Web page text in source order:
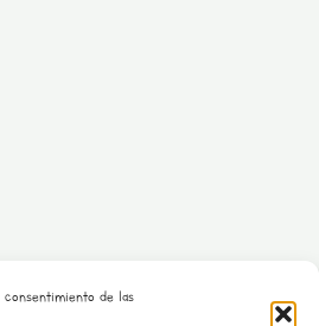
consentimiento de las